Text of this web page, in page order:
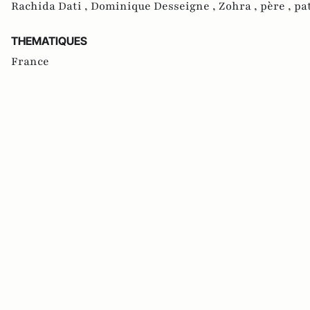
Rachida Dati , Dominique Desseigne , Zohra , père ,
THEMATIQUES
France